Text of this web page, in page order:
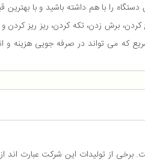
را با هم داشته باشید و با بهترین
برش زدن، تکه کردن، ریز ریز کردن و
که می تواند در صرفه جویی هزینه و
برخی از تولیدات این شرکت عبارت اند